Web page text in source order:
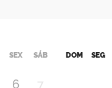
SEX SÁB
6
7
DOM SEG